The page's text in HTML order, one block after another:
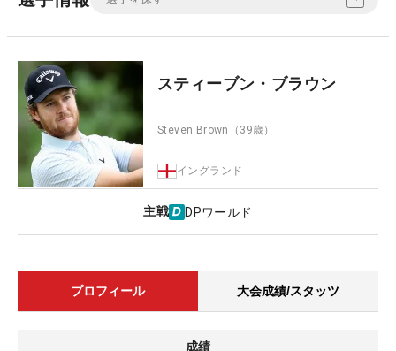
スティーブン・ブラウン
Steven Brown （39歳）
イングランド
主戦 DPワールド
プロフィール 大会成績/スタッツ
成績